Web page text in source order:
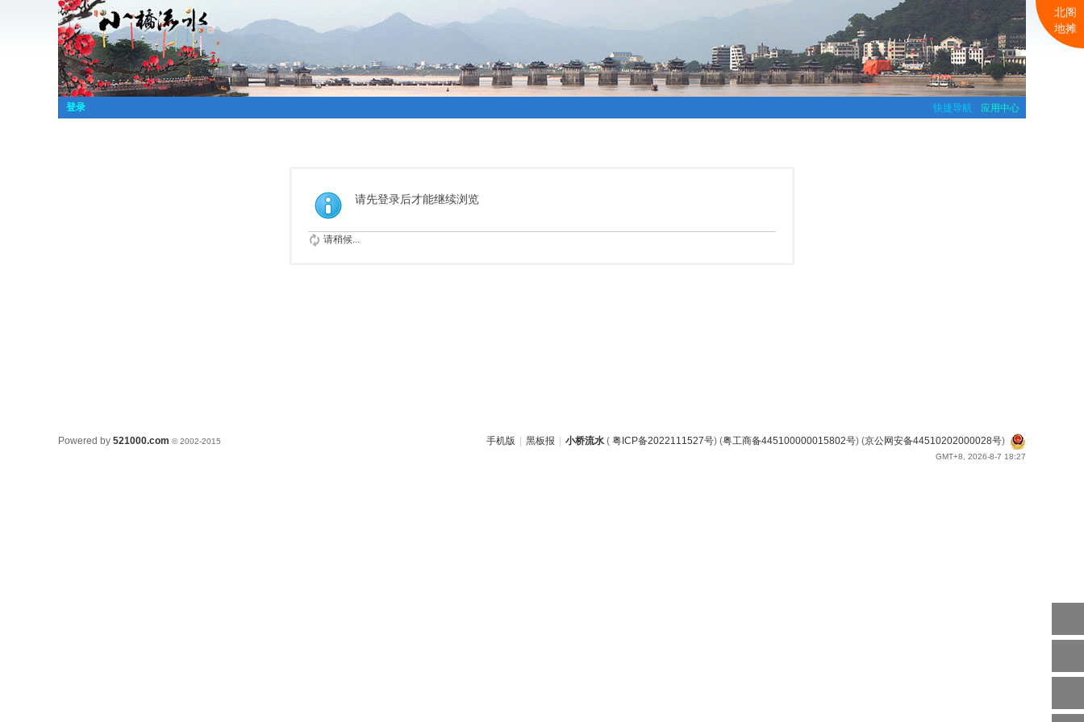
应用中心
快捷导航
登录
请先登录后才能继续浏览
请稍候...
北阁
地摊
手机版 黑板报 小桥流水 ( 粤ICP备2022111527号) (粤工商备445100000015802号) (京公网安备44510202000028号)
GMT+8, 2026-8-7 18:27
Powered by 521000.com © 2002-2015